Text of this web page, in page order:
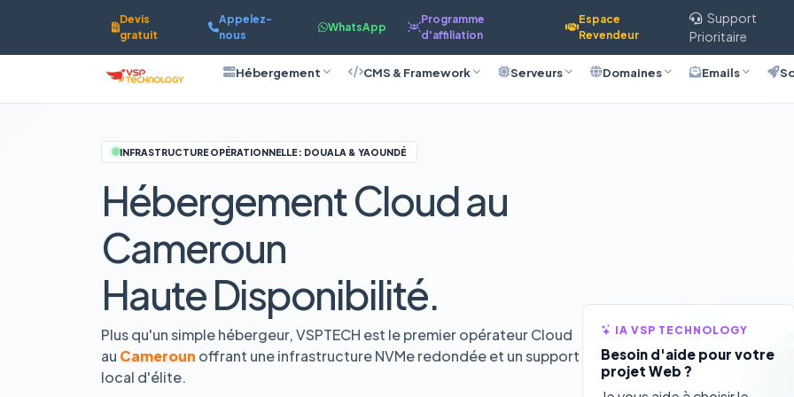
Devis
gratuit
Appelez-
nous
WhatsApp
Programme
d'affiliation
Espace
Revendeur
Support
Prioritaire
Hébergement CMS & Framework Serveurs Domaines Emails
INFRASTRUCTURE OPÉRATIONNELLE : DOUALA & YAOUNDÉ
Hébergement Cloud au
Cameroun
Haute Disponibilité.
Plus qu'un simple hébergeur, VSPTECH est le premier opérateur Cloud
au Cameroun offrant une infrastructure NVMe redondée et un support
local d'élite.
IA VSP TECHNOLOGY
Besoin d'aide pour votre
projet Web ?